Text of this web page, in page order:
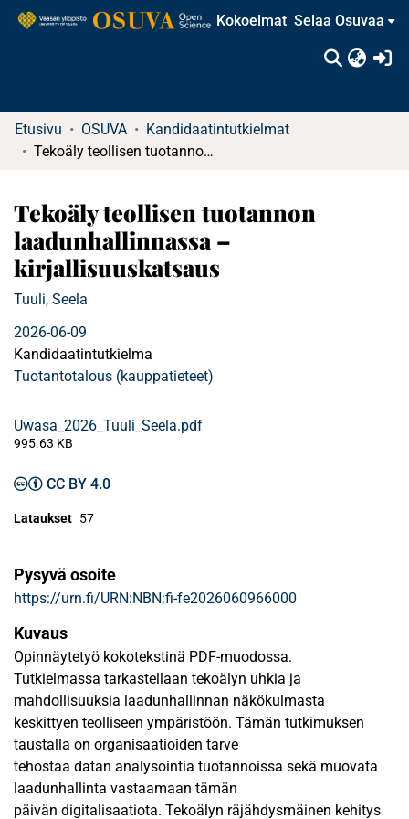
Kokoelmat Selaa Osuvaa
Etusivu OSUVA
Kandidaatintutkielmat
Tekoäly teollisen tuotannon laadunhallinnassa – kirjallisuuskatsaus
Tekoäly teollisen tuotannon
laadunhallinnassa –
kirjallisuuskatsaus
Tuuli, Seela
2026-06-09
Kandidaatintutkielma
Tuotantotalous (kauppatieteet)
Uwasa_2026_Tuuli_Seela.pdf
995.63 KB
CC BY 4.0
Lataukset 57
Pysyvä osoite
https://urn.fi/URN:NBN:fi-fe2026060966000
Kuvaus
Opinnäytetyö kokotekstinä PDF-muodossa.
Tutkielmassa tarkastellaan tekoälyn uhkia ja
mahdollisuuksia laadunhallinnan näkökulmasta
keskittyen teolliseen ympäristöön. Tämän tutkimuksen
taustalla on organisaatioiden tarve
tehostaa datan analysointia tuotannoissa sekä muovata
laadunhallinta vastaamaan tämän
päivän digitalisaatiota. Tekoälyn räjähdysmäinen kehitys